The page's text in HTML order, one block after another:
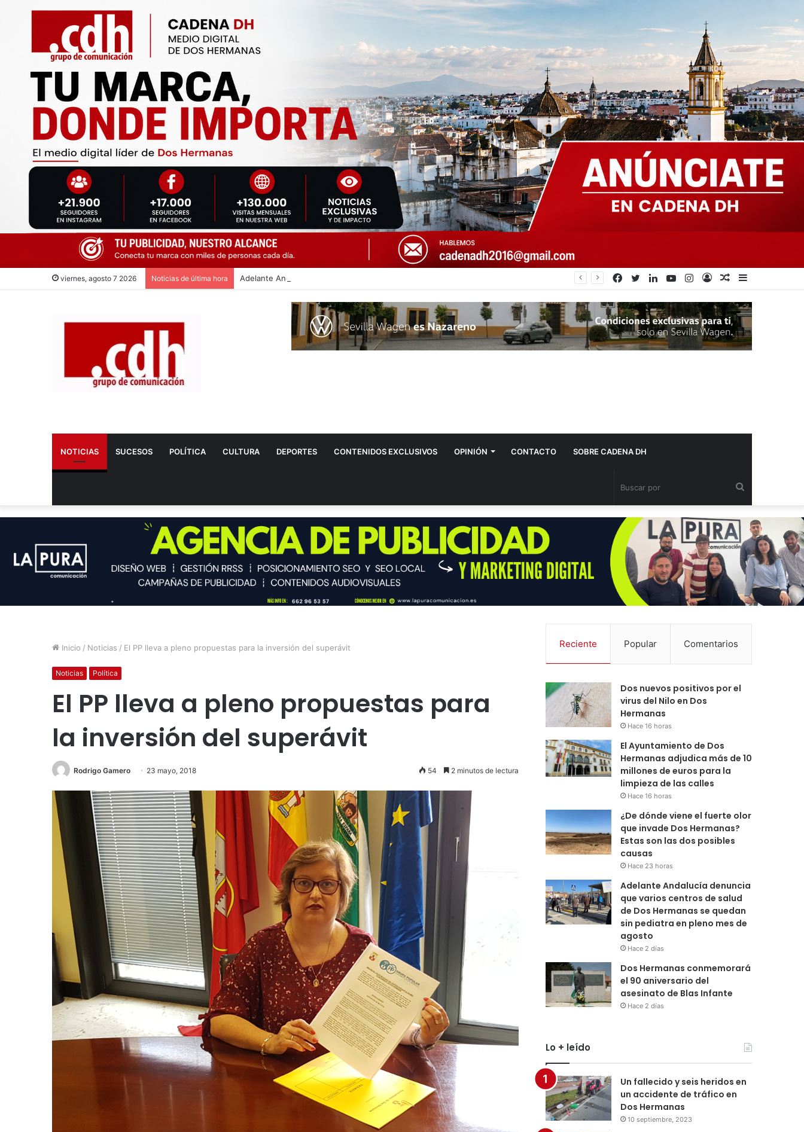
viernes, agosto 7 2026 Noticias de última hora
lateral
Publicación
al
azar
Acceso
Instagram
YouTube
LinkedIn
Twitter
Facebook
NOTICIAS SUCESOS POLÍTICA CULTURA DEPORTES CONTENIDOS EXCLUSIVOS OPINIÓN CONTACTO SOBRE CADENA DH
por
Inicio / Noticias / El PP lleva a pleno propuestas para la inversión del superávit
Noticias Política
El PP lleva a pleno propuestas para
la inversión del superávit
Rodrigo Gamero 23 mayo, 2018 54 2 minutos de lectura
Reciente Popular Comentarios
Dos nuevos positivos por el
virus del Nilo en Dos
Hermanas
Hace 16 horas
El Ayuntamiento de Dos
Hermanas adjudica más de 10
millones de euros para la
limpieza de las calles
Hace 16 horas
¿De dónde viene el fuerte olor
que invade Dos Hermanas?
Estas son las dos posibles
causas
Hace 23 horas
Adelante Andalucía denuncia
que varios centros de salud
de Dos Hermanas se quedan
sin pediatra en pleno mes de
agosto
Hace 2 días
Dos Hermanas conmemorará
el 90 aniversario del
asesinato de Blas Infante
Hace 2 días
Lo + leído
Un fallecido y seis heridos en
un accidente de tráfico en
Dos Hermanas
10 septiembre, 2023